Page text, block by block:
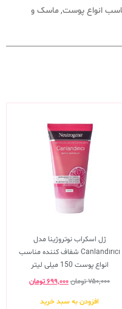
انواع پوست,ماسک و
ژل اسکراب نوتروژینا مدل
Canlandırıcı شفاف کننده مناسب
انواع پوست 150 میلی لیتر
۷۵۰,۰۰۰تومان۶۹۹,۰۰۰تومان
افزودن به سبد خرید